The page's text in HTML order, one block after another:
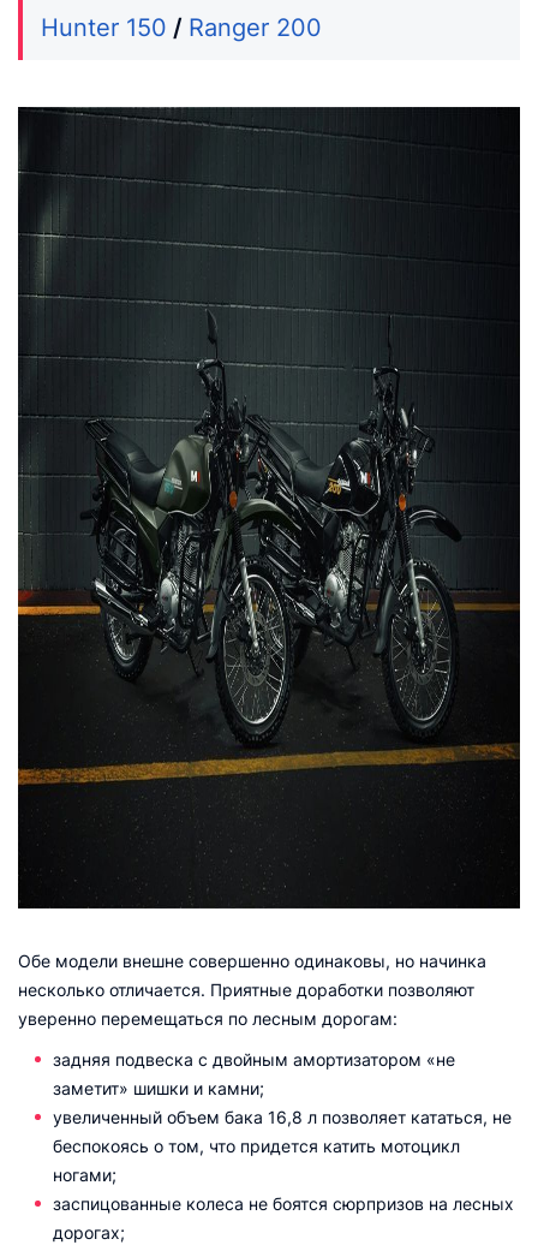
Hunter 150 / Ranger 200
Обе модели внешне совершенно одинаковы, но начинка
несколько отличается. Приятные доработки позволяют
уверенно перемещаться по лесным дорогам:
задняя подвеска с двойным амортизатором «не
заметит» шишки и камни;
увеличенный объем бака 16,8 л позволяет кататься, не
беспокоясь о том, что придется катить мотоцикл
ногами;
заспицованные колеса не боятся сюрпризов на лесных
дорогах;